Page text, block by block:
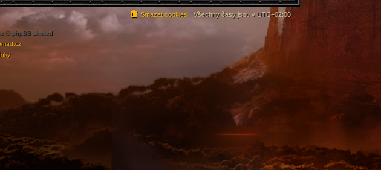
Všechny časy jsou v UTC+02:00
Smazat cookies
© phpBB Limited